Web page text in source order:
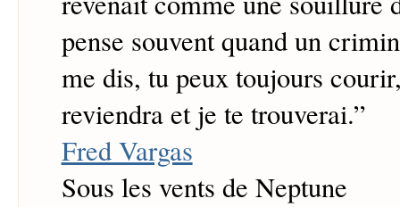
pense souvent quand un
me dis, tu peux toujours
reviendra et je te trouverai.”
Fred Vargas
Sous les vents de Neptune